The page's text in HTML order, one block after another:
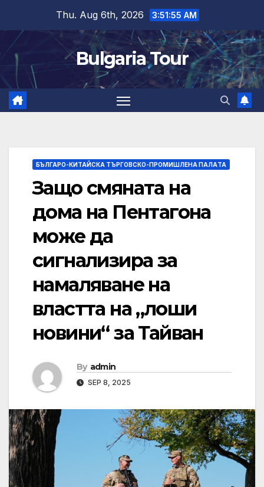
content
Thu. Aug 6th, 2026 3:51:56 AM
Bulgaria Tour
БЪЛГАРО-КИТАЙСКА ТЪРГОВСКО-ПРОМИШЛЕНА ПАЛAТА
Защо смяната на
дома на Пентагона
може да
сигнализира за
намаляване на
властта на „лоши
новини“ за Тайван
By admin
SEP 8, 2025